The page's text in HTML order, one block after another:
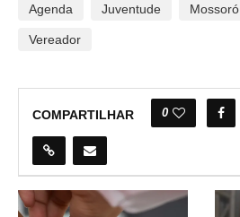
Agenda Juventude Mossoró
Vereador
COMPARTILHAR 0